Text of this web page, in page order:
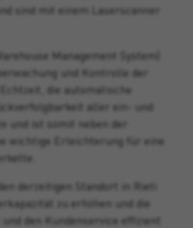
sind mit einem Laserscanner
Management System)
und Kontrolle der
die automatische
aller ein- und
und ist somit neben der
wichtige Erleichterung für eine
derzeitigen Standort in Rieti
zu erhöhen und die
den Kundenservice effizient